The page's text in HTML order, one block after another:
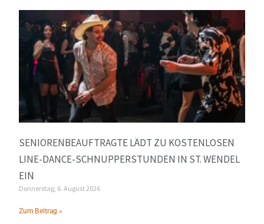
SENIORENBEAUFTRAGTE LÄDT ZU KOSTENLOSEN
LINE-DANCE-SCHNUPPERSTUNDEN IN ST. WENDEL
EIN
Donnerstag, 6. August 2026
Zum Beitrag »